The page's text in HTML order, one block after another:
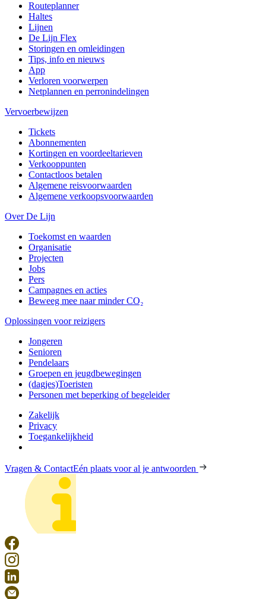
Routeplanner
Haltes
Lijnen
De Lijn Flex
Storingen en omleidingen
Tips, info en nieuws
App
Verloren voorwerpen
Netplannen en perronindelingen
Vervoerbewijzen
Tickets
Abonnementen
Kortingen en voordeeltarieven
Verkooppunten
Contactloos betalen
Algemene reisvoorwaarden
Algemene verkoopsvoorwaarden
Over De Lijn
Toekomst en waarden
Organisatie
Projecten
Jobs
Pers
Campagnes en acties
Beweeg mee naar minder CO₂
Oplossingen voor reizigers
Jongeren
Senioren
Pendelaars
Groepen en jeugdbewegingen
(dagjes)Toeristen
Personen met beperking of begeleider
Zakelijk
Privacy
Toegankelijkheid
Vragen & ContactEén plaats voor al je antwoorden